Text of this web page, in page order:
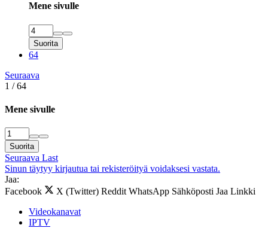
Mene sivulle
Suorita
64
Seuraava
1 / 64
Mene sivulle
Suorita
Seuraava Last
Sinun täytyy kirjautua tai rekisteröityä voidaksesi vastata.
Jaa:
Facebook
X (Twitter) Reddit WhatsApp Sähköposti Jaa Linkki
Videokanavat
IPTV